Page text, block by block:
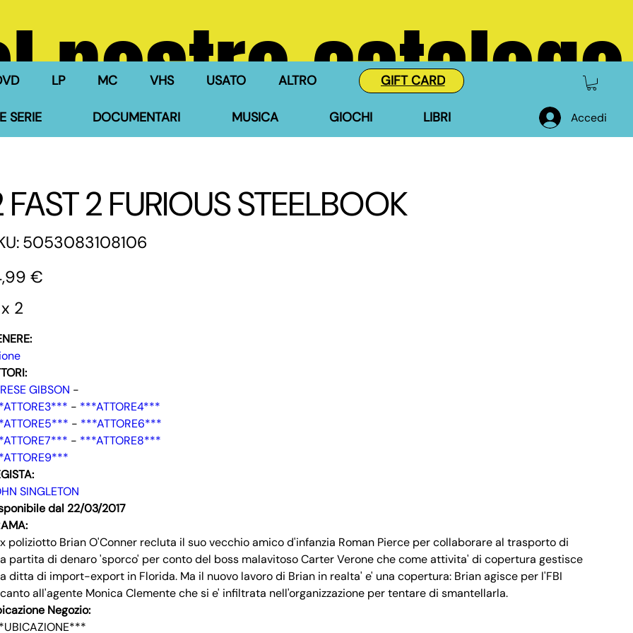
LP MC VHS USATO ALTRO
SERIE DOCUMENTARI MUSICA GIOCHI LIBRI
GIFT CARD
Accedi
nostro catalogo
FAST 2 FURIOUS STEELBOOK
SKU
5053083108106
5053083108106
€
2
GIBSON -
- ***ATTORE4***
- ***ATTORE6***
- ***ATTORE8***
SINGLETON
dal 22/03/2017
poliziotto Brian O'Conner recluta il suo vecchio amico d'infanzia Roman Pierce per collaborare al trasporto di
partita di denaro 'sporco' per conto del boss malavitoso Carter Verone che come attivita' di copertura gestisce
ditta di import-export in Florida. Ma il nuovo lavoro di Brian in realta' e' una copertura: Brian agisce per l'FBI
all'agente Monica Clemente che si e' infiltrata nell'organizzazione per tentare di smantellarla.
Negozio: